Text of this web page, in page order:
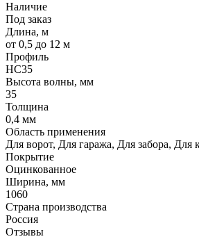
Наличие
Под заказ
Длина, м
от 0,5 до 12 м
Профиль
НС35
Высота волны, мм
35
Толщина
0,4 мм
Область применения
Для ворот, Для гаража, Для забора,
Покрытие
Оцинкованное
Ширина, мм
1060
Страна производства
Россия
Отзывы